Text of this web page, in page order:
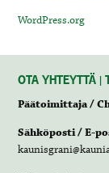
WordPress.org
OTA YHTEYTTÄ |
Päätoimittaja /
Sähköposti / E-